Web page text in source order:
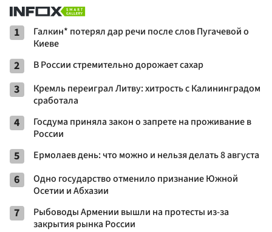
1
Галкин* потерял дар речи после слов Пугачевой о
Киеве
2 В России стремительно дорожает сахар
3
Кремль переиграл Литву: хитрость с Калининградом
сработала
4
Госдума приняла закон о запрете на проживание в
России
5 Ермолаев день: что можно и нельзя делать 8 августа
6
Одно государство отменило признание Южной
Осетии и Абхазии
7
Рыбоводы Армении вышли на протесты из-за
закрытия рынка России